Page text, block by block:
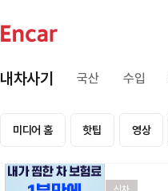
내차사기 국산 수입
미디어 홈 핫팁 영상